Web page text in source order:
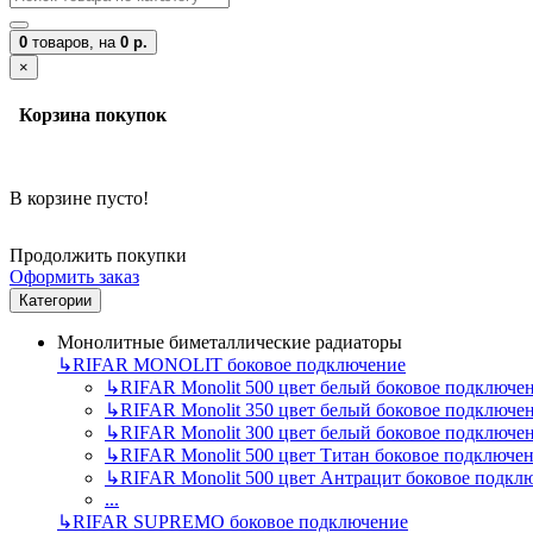
0 товаров, на 0 р.
×
Корзина покупок
В корзине пусто!
Продолжить покупки
Оформить заказ
Категории
Монолитные биметаллические радиаторы
↳RIFAR MONOLIT боковое подключение
↳RIFAR Monolit 500 цвет белый боковое
↳RIFAR Monolit 350 цвет белый боковое
↳RIFAR Monolit 300 цвет белый боковое
↳RIFAR Monolit 500 цвет Титан боковое
↳RIFAR Monolit 500 цвет Антрацит боковое
...
↳RIFAR SUPREMO боковое подключение